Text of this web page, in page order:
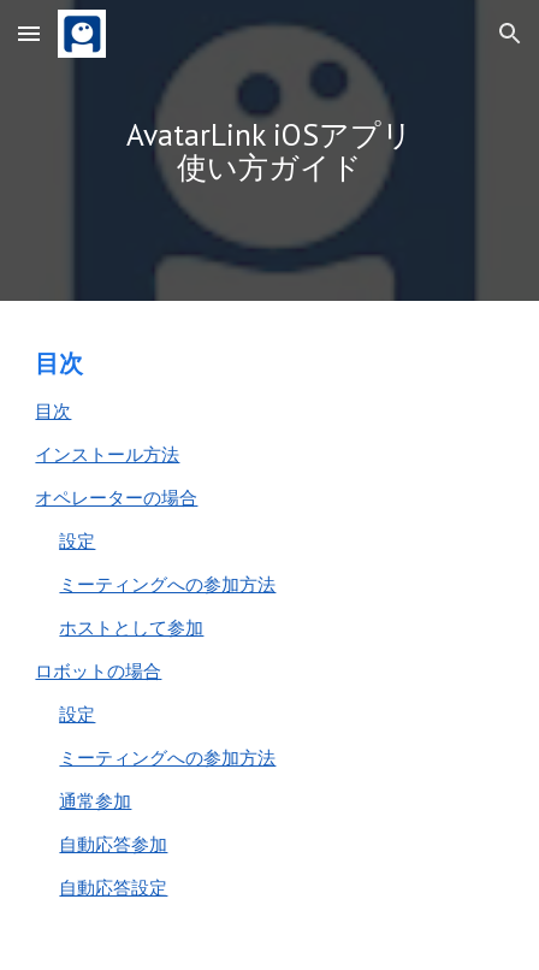
Skip to main content Skip to navigation
AvatarLink iOSアプリ
使い方ガイド
目次
目次
インストール方法
オペレーターの場合
設定
ミーティングへの参加方法
ホストとして参加
ロボットの場合
設定
ミーティングへの参加方法
通常参加
自動応答参加
自動応答設定